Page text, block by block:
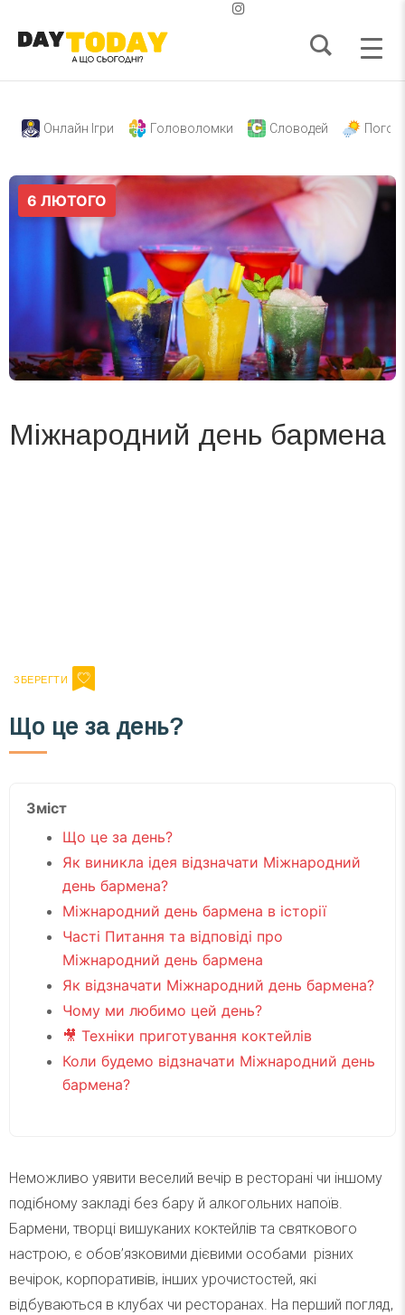
Онлайн Ігри Головоломки Словодей
Міжнародний день бармена
Що це за день?
Зміст
Що це за день?
Як виникла ідея відзначати Міжнародний
день бармена?
Міжнародний день бармена в історії
Часті Питання та відповіді про
Міжнародний день бармена
Як відзначати Міжнародний день бармена?
Чому ми любимо цей день?
🎥 Техніки приготування коктейлів
Коли будемо відзначати Міжнародний день
бармена?
Неможливо уявити веселий вечір в ресторані чи іншому
подібному закладі без бару й алкогольних напоїв.
Бармени, творці вишуканих коктейлів та святкового
настрою, є обов’язковими дієвими особами різних
вечірок, корпоративів, інших урочистостей, які
відбуваються в клубах чи ресторанах. На перший погляд,